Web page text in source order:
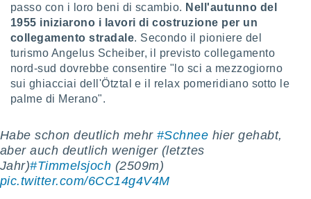
In
ti
che
per
nel
il
o
passo con i loro beni di scambio. Nell'autunno del
1955 iniziarono i lavori di costruzione per un
collegamento stradale. Secondo il pioniere del
turismo Angelus Scheiber, il previsto collegamento
nord-sud dovrebbe consentire "lo sci a mezzogiorno
sui ghiacciai dell'Ötztal e il relax pomeridiano sotto le
palme di Merano".
Habe schon deutlich mehr #Schnee hier gehabt,
aber auch deutlich weniger (letztes
Jahr)#Timmelsjoch (2509m)
pic.twitter.com/6CC14g4V4M